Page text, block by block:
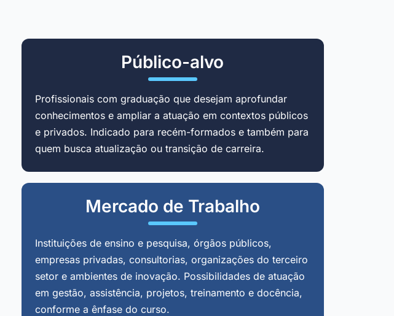
Público-alvo
Profissionais com graduação que desejam aprofundar
conhecimentos e ampliar a atuação em contextos públicos
e privados. Indicado para recém-formados e também para
quem busca atualização ou transição de carreira.
Mercado de Trabalho
Instituições de ensino e pesquisa, órgãos públicos,
empresas privadas, consultorias, organizações do terceiro
setor e ambientes de inovação. Possibilidades de atuação
em gestão, assistência, projetos, treinamento e docência,
conforme a ênfase do curso.